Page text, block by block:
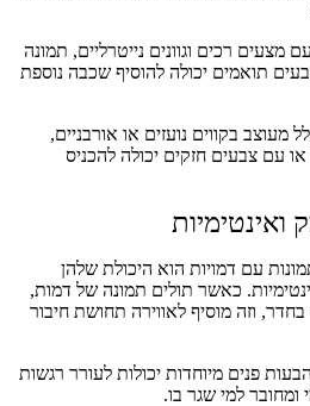
מצעים רכים וגוונים נייטרליים, תמונה
תואמים יכולה להוסיף שכבה נוספת
מעוצב בקווים נועזים או אורבניים,
עם צבעים חזקים יכולה להכניס
עם דמויות הוא היכולת שלהן
כאשר תולים תמונה של דמות,
וזה מוסיף לאווירה תחושת חיבור
פנים מיוחדות יכולות לעורר רגשות
ומחובר למי שגר בו.